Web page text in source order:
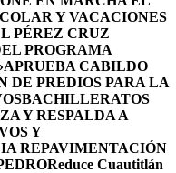
Y VACACIONES
PÉREZ CRUZ
PROGRAMA
APRUEBA CABILDO
DE PREDIOS PARA LA
Y RESPALDA A
Y
REPAVIMENTACIÓN
Reduce Cuautitlán